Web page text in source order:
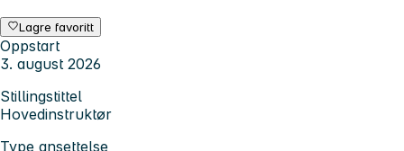
Lagre favoritt
Oppstart
3. august 2026
Stillingstittel
Hovedinstruktør
Type ansettelse